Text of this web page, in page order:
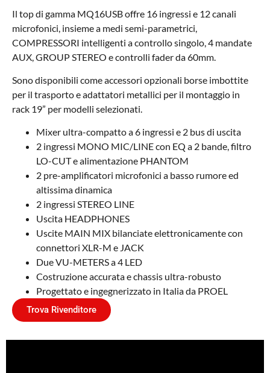
Il top di gamma MQ16USB offre 16 ingressi e 12 canali
microfonici, insieme a medi semi-parametrici,
COMPRESSORI intelligenti a controllo singolo, 4 mandate
AUX, GROUP STEREO e controlli fader da 60mm.
Sono disponibili come accessori opzionali borse imbottite
per il trasporto e adattatori metallici per il montaggio in
rack 19” per modelli selezionati.
Mixer ultra-compatto a 6 ingressi e 2 bus di uscita
2 ingressi MONO MIC/LINE con EQ a 2 bande, filtro
LO-CUT e alimentazione PHANTOM
2 pre-amplificatori microfonici a basso rumore ed
altissima dinamica
2 ingressi STEREO LINE
Uscita HEADPHONES
Uscite MAIN MIX bilanciate elettronicamente con
connettori XLR-M e JACK
Due VU-METERS a 4 LED
Costruzione accurata e chassis ultra-robusto
Progettato e ingegnerizzato in Italia da PROEL
Trova Rivenditore